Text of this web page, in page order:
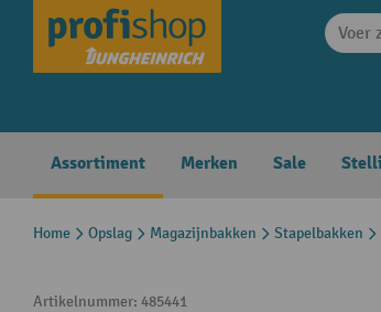
Skip to main navigation
Assortiment Merken Sale
Home Opslag Magazijnbakken Stapelbakken
Artikelnummer: 485441